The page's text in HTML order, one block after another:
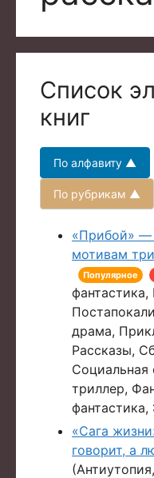
Список
книг
По алфавиту ▲
По рубрикам ▲
«Прибой» —
мотивам
Популярное
драма,
Рассказы,
Социальная
триллер,
фантастика,
«Сага
говорит, а